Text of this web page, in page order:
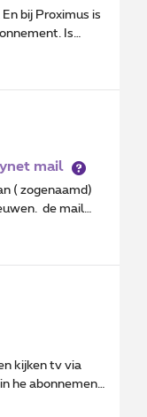
blijkt eigenlijk
- echt zonde
bij Proximus is
Is
zenders
omdat
doen? Uit
mail
( zogenaamd)
de mail
&lt;naam
steeds naar
kijken tv via
he abonnement
waarom???